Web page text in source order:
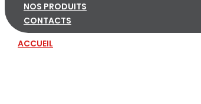
NOS PRODUITS
CONTACTS
ACCUEIL